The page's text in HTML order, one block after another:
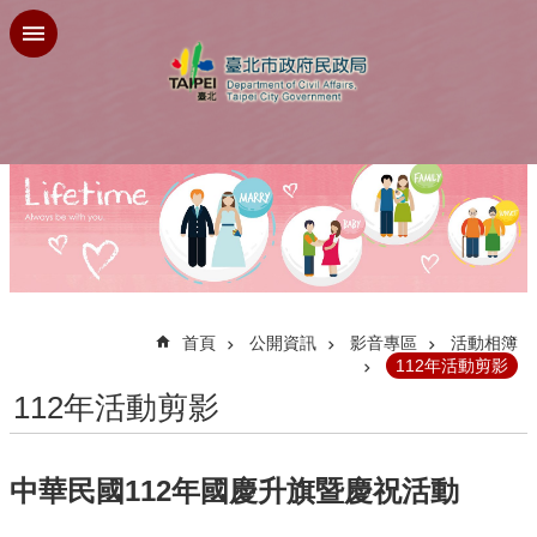
跳到主要內容區塊
首頁 公開資訊 影音專區
活動相簿
112年活動剪影
112年活動剪影
中華民國112年國慶升旗暨慶祝活動